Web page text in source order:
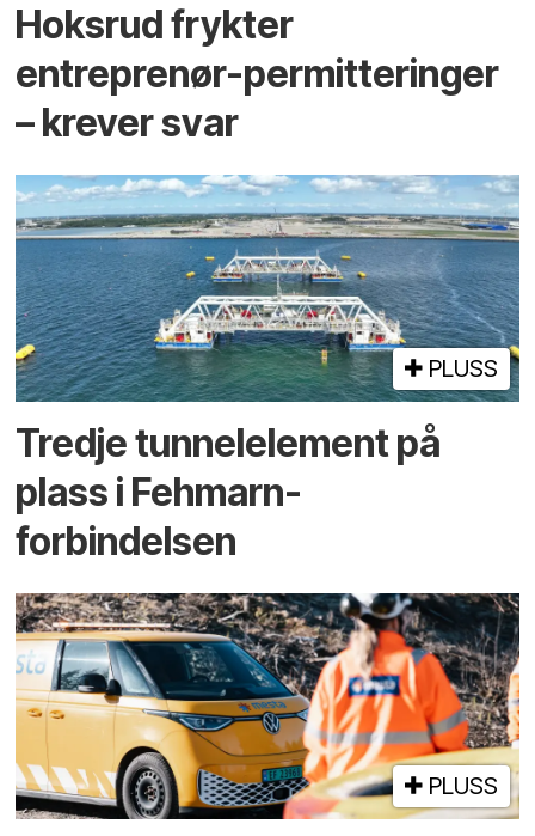
Hoksrud frykter
entreprenør-permitteringer
– krever svar
PLUSS
Tredje tunnel­element på
plass i Fehmarn-
forbindelsen
PLUSS